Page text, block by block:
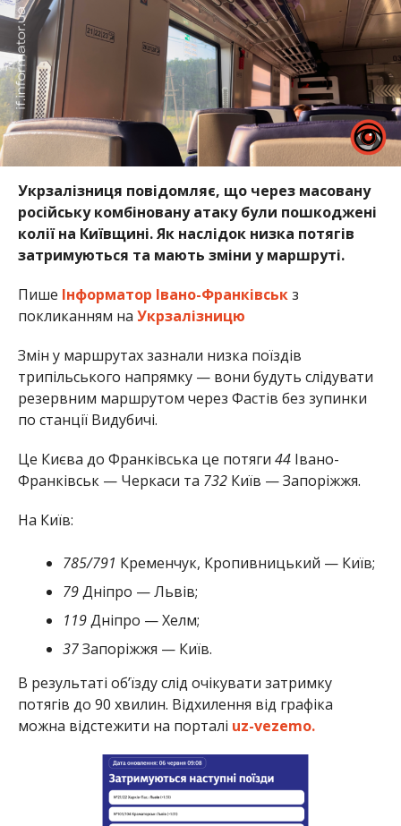
Укрзалізниця повідомляє, що через масовану
російську комбіновану атаку були пошкоджені
колії на Київщині. Як наслідок низка потягів
затримуються та мають зміни у маршруті.
Пише Інформатор Івано-Франківськз
покликанням на Укрзалізницю
Змін у маршрутах зазнали низка поїздів
трипільського напрямку — вони будуть слідувати
резервним маршрутом через Фастів без зупинки
по станції Видубичі.
Це Києва до Франківська це потяги 44Івано-
Франківськ — Черкаси та 732Київ — Запоріжжя.
На Київ:
785/791 Кременчук, Кропивницький — Київ;
79Дніпро — Львів;
119Дніпро — Хелм;
37Запоріжжя — Київ.
В результаті об’їзду слід очікувати затримку
потягів до 90 хвилин. Відхилення від графіка
можна відстежити на порталі uz-vezemo.